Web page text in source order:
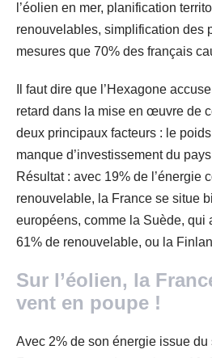
l’éolien en mer, planification
renouvelables, simplification des
mesures que 70% des français
Il faut dire que l’Hexagone
retard dans la mise en œuvre de
deux principaux facteurs : le
manque d’investissement du
Résultat : avec 19% de l’énergie
renouvelable, la France se situe
européens, comme la Suède, qui
61% de renouvelable, ou la
Sur l’éolien, la
vent en poupe !
Avec 2% de son énergie issue du